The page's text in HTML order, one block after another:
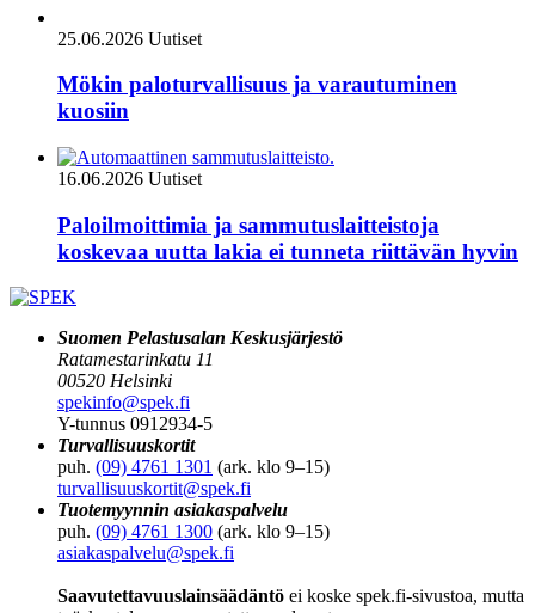
25.06.2026 Uutiset
Mökin paloturvallisuus ja varautuminen
kuosiin
16.06.2026 Uutiset
Paloilmoittimia ja sammutuslaitteistoja
koskevaa uutta lakia ei tunneta riittävän hyvin
Suomen Pelastusalan Keskusjärjestö
Ratamestarinkatu 11
00520 Helsinki
spekinfo@spek.fi
Y-tunnus 0912934-5
Turvallisuuskortit
puh. (09) 4761 1301 (ark. klo 9–15)
turvallisuuskortit@spek.fi
Tuotemyynnin asiakaspalvelu
puh. (09) 4761 1300 (ark. klo 9–15)
asiakaspalvelu@spek.fi
Saavutettavuuslainsäädäntö ei koske spek.fi-sivustoa, mutta